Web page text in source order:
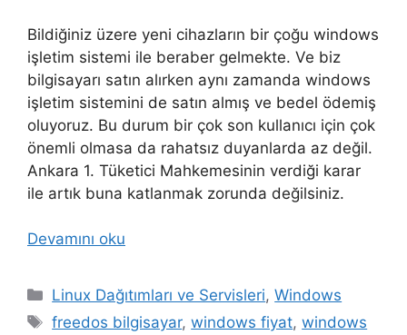
Bildiğiniz üzere yeni cihazların bir çoğu windows
işletim sistemi ile beraber gelmekte. Ve biz
bilgisayarı satın alırken aynı zamanda windows
işletim sistemini de satın almış ve bedel ödemiş
oluyoruz. Bu durum bir çok son kullanıcı için çok
önemli olmasa da rahatsız duyanlarda az değil.
Ankara 1. Tüketici Mahkemesinin verdiği karar
ile artık buna katlanmak zorunda değilsiniz.
Devamını oku
Kategoriler
Linux Dağıtımları ve Servisleri,Windows
Etiketler
freedos bilgisayar,windows fiyat,windows